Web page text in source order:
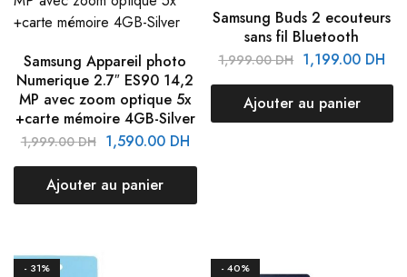
Samsung Appareil photo
Numerique 2.7″ ES90 14,2
MP avec zoom optique 5x
+carte mémoire 4GB-Silver
1,999.00DH 1,590.00 DH
Ajouter au panier
Samsung Buds 2 ecouteurs
sans fil Bluetooth
1,999.00DH 1,199.00 DH
Ajouter au panier
- 31% - 40%